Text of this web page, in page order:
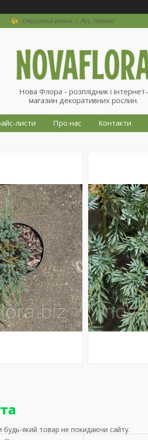
Стрийский район, с. Луг, Україна
Нова Флора - розплідник і інтернет-
магазин декоративних рослин.
листи Про нас Контакти
будь-який товар не покидаючи сайту.